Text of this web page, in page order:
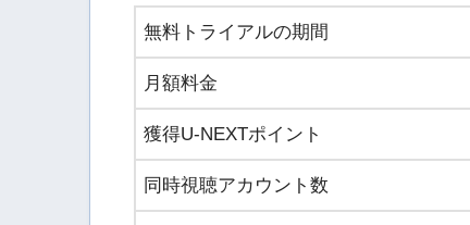
無料トライアルの期間
月額料金
獲得U-NEXTポイント
同時視聴アカウント数